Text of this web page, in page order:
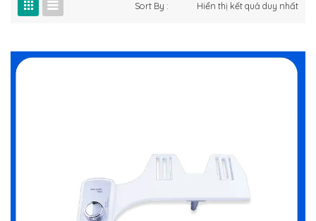
Hiển thị kết quả duy nhất
Sort By :